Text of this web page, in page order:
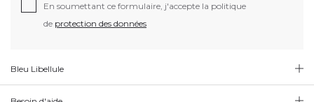
En soumettant ce formulaire, j'accepte la politique
de protection des données
Bleu Libellule